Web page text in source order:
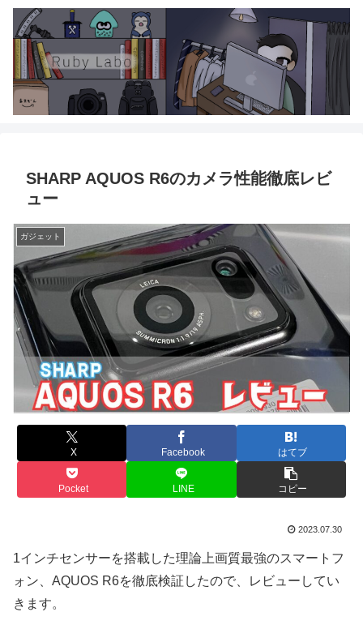
SHARP AQUOS R6のカメラ性能徹底レビ
ュー
ガジェット
X Facebook はてブ
Pocket LINE コピー
2023.07.30
1インチセンサーを搭載した理論上画質最強のスマートフ
ォン、AQUOS R6を徹底検証したので、レビューしてい
きます。